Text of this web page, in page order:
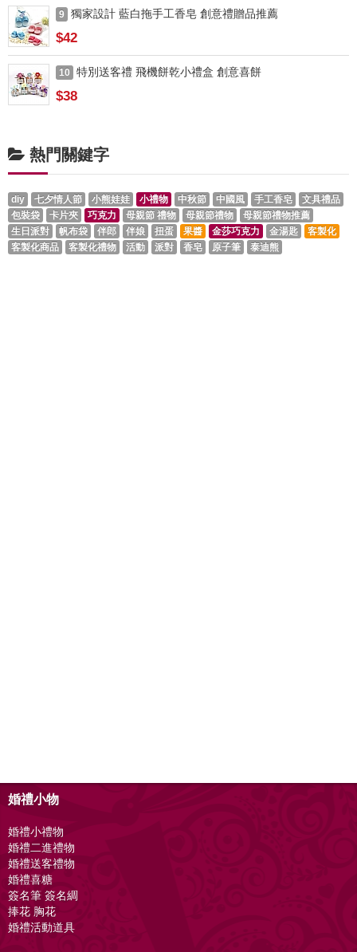
9 獨家設計 藍白拖手工香皂 創意禮贈品推薦
$42
10 特別送客禮 飛機餅乾小禮盒 創意喜餅
$38
熱門關鍵字
diy 七夕情人節 小熊娃娃 小禮物 中秋節 中國風 手工香皂
文具禮品
包裝袋
卡片夾 巧克力 母親節 禮物 母親節禮物
母親節禮物推薦
生日派對
帆布袋 伴郎 伴娘 扭蛋 果醬 金莎巧克力 金湯匙
客製化
客製化商品
客製化禮物 活動 派對 香皂 原子筆 泰迪熊
婚禮小物
婚禮小禮物
婚禮二進禮物
婚禮送客禮物
婚禮喜糖
簽名筆 簽名綢
捧花 胸花
婚禮活動道具